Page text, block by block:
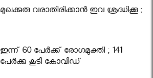
മുഖക്കുരു വരാതിരിക്കാന്‍ ഇവ ശ്രദ്ധിക്കൂ ;
ഇന്ന് 60 പേർക്ക് രോഗമുക്തി ; 141
പേര്‍ക്കു കൂടി കോവിഡ്